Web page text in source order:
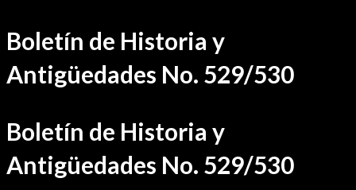
Ir
al
contenido
Boletín de Historia y
Antigüedades No. 529/530
Boletín de Historia y
Antigüedades No. 529/530